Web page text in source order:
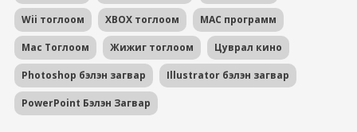
Wii тоглоом XBOX тоглоом MAC программ
Mac Тоглоом Жижиг тоглоом Цуврал кино
Photoshop бэлэн загвар Illustrator бэлэн загвар
PowerPoint Бэлэн Загвар